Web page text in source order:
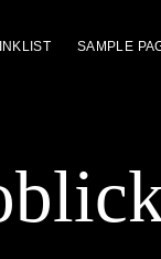
SAMPLE